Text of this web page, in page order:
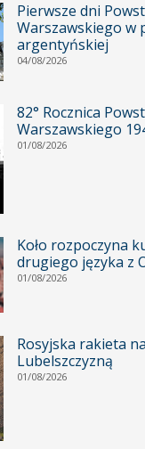
Pierwsze dni
Warszawskiego w
argentyńskiej
04/08/2026
82° Rocznica
Warszawskiego
01/08/2026
Koło rozpoczyna
drugiego języka z
01/08/2026
Rosyjska rakieta
Lubelszczyzną
01/08/2026